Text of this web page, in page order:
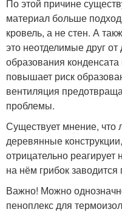
По этой причине
материал больше
кровель, а не стен. А
это неотделимые друг
образования
повышает риск
вентиляция
проблемы.
Существует мнение, что
деревянные
отрицательно реагирует
на нём грибок заводится
Важно! Можно
пеноплекс для